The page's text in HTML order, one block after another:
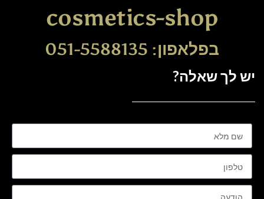
cosmetics-shop
בפלאפון: 051-5588135
יש לך שאלה?